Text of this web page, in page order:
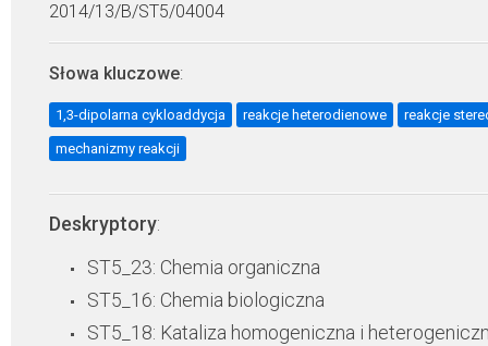
2014/13/B/ST5/04004
Słowa kluczowe:
1,3-dipolarna cykloaddycja reakcje heterodienowe reakcje
mechanizmy reakcji
Deskryptory:
ST5_23: Chemia organiczna
ST5_16: Chemia biologiczna
ST5_18: Kataliza homogeniczna i